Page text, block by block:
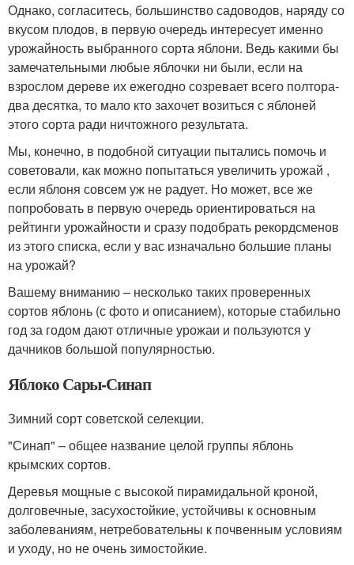
Однако, согласитесь, большинство садоводов, наряду со
вкусом плодов, в первую очередь интересует именно
урожайность выбранного сорта яблони. Ведь какими бы
замечательными любые яблочки ни были, если на
взрослом дереве их ежегодно созревает всего полтора-
два десятка, то мало кто захочет возиться с яблоней
этого сорта ради ничтожного результата.
Мы, конечно, в подобной ситуации пытались помочь и
советовали, как можно попытаться увеличить урожай ,
если яблоня совсем уж не радует. Но может, все же
попробовать в первую очередь ориентироваться на
рейтинги урожайности и сразу подобрать рекордсменов
из этого списка, если у вас изначально большие планы
на урожай?
Вашему вниманию – несколько таких проверенных
сортов яблонь (с фото и описанием), которые стабильно
год за годом дают отличные урожаи и пользуются у
дачников большой популярностью.
Яблоко Сары-Синап
Зимний сорт советской селекции.
"Синап" – общее название целой группы яблонь
крымских сортов.
Деревья мощные с высокой пирамидальной кроной,
долговечные, засухостойкие, устойчивы к основным
заболеваниям, нетребовательны к почвенным условиям
и уходу, но не очень зимостойкие.